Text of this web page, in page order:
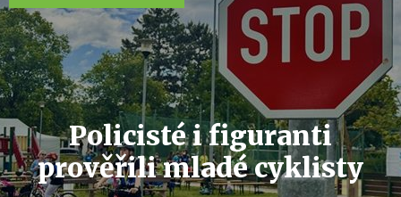
Policisté i figuranti
prověřili mladé cyklisty